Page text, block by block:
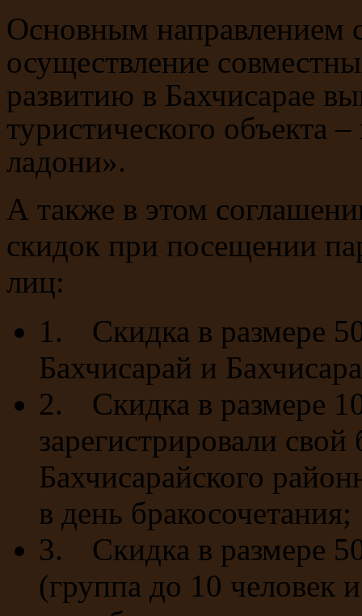
Основным направлением
осуществление
развитию в Бахчисарае
туристического объекта
ладони».
А также в этом
скидок при посещении
лиц:
1.
Скидка в размере
Бахчисарай и
2.
Скидка в размере
зарегистрировали
Бахчисарайского
в день бракосочетания;
3.
Скидка в размере
(группа до 10